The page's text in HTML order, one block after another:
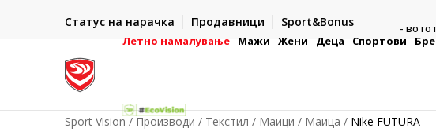
Статус на нарачка Продавници Sport&Bonus
- на сите нарачки во готово или со електронска платежна
- во
Летно намалување Мажи Жени Деца Спортови
Sport Vision Производи Текстил Маици Маица Nike FUTURA